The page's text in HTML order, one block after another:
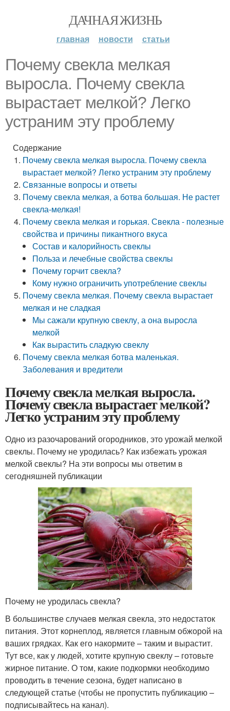
ДАЧНАЯ ЖИЗНЬ
главная новости статьи
Почему свекла мелкая
выросла. Почему свекла
вырастает мелкой? Легко
устраним эту проблему
Содержание
Почему свекла мелкая выросла. Почему свекла
вырастает мелкой? Легко устраним эту проблему
Связанные вопросы и ответы
Почему свекла мелкая, а ботва большая. Не растет
свекла-мелкая!
Почему свекла мелкая и горькая. Свекла - полезные
свойства и причины пикантного вкуса
Состав и калорийность свеклы
Польза и лечебные свойства свеклы
Почему горчит свекла?
Кому нужно ограничить употребление свеклы
Почему свекла мелкая. Почему свекла вырастает
мелкая и не сладкая
Мы сажали крупную свеклу, а она выросла
мелкой
Как вырастить сладкую свеклу
Почему свекла мелкая ботва маленькая.
Заболевания и вредители
Почему свекла мелкая выросла.
Почему свекла вырастает мелкой?
Легко устраним эту проблему
Одно из разочарований огородников, это урожай мелкой
свеклы. Почему не уродилась? Как избежать урожая
мелкой свеклы? На эти вопросы мы ответим в
сегодняшней публикации
Почему не уродилась свекла?
В большинстве случаев мелкая свекла, это недостаток
питания. Этот корнеплод, является главным обжорой на
ваших грядках. Как его накормите – таким и вырастит.
Тут все, как у людей, хотите крупную свеклу – готовьте
жирное питание. О том, какие подкормки необходимо
проводить в течение сезона, будет написано в
следующей статье (чтобы не пропустить публикацию –
подписывайтесь на канал).